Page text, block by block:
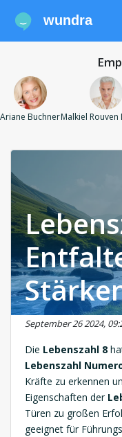
wundra
Ariane BuchnerMalkiel Rouven
September 26 2024,
Die Lebenszahl 8
Lebenszahl
Kräfte zu erkennen
Eigenschaften der
Türen zu großen
geeignet für